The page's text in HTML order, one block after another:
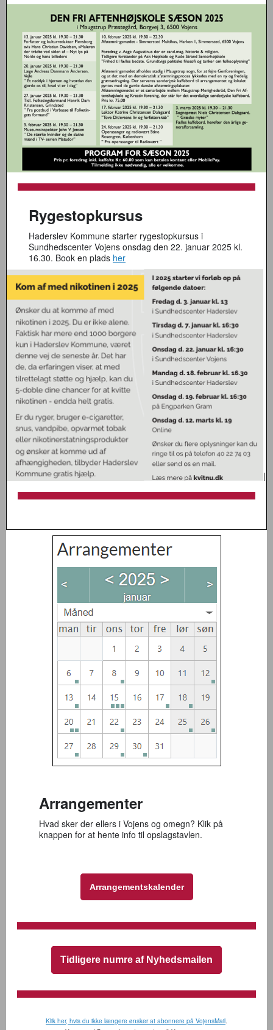
Rygestopkursus
Haderslev Kommune starter rygestopkursus i
Sundhedscenter Vojens onsdag den 22. januar 2025 kl.
16.30. Book en plads her
Arrangementer
Hvad sker der ellers i Vojens og omegn? Klik på
knappen for at hente info til opslagstavlen.
Arrangementskalender
Tidligere numre af Nyhedsmailen
Klik her, hvis du ikke længere ønsker at abonnere på VojensMail.